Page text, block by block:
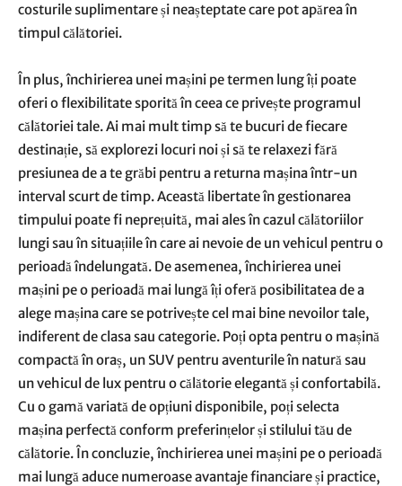
costurile suplimentare și neașteptate care pot apărea în
timpul călătoriei.
În plus, închirierea unei mașini pe termen lung îți poate
oferi o flexibilitate sporită în ceea ce privește programul
călătoriei tale. Ai mai mult timp să te bucuri de fiecare
destinație, să explorezi locuri noi și să te relaxezi fără
presiunea de a te grăbi pentru a returna mașina într-un
interval scurt de timp. Această libertate în gestionarea
timpului poate fi neprețuită, mai ales în cazul călătoriilor
lungi sau în situațiile în care ai nevoie de un vehicul pentru o
perioadă îndelungată. De asemenea, închirierea unei
mașini pe o perioadă mai lungă îți oferă posibilitatea de a
alege mașina care se potrivește cel mai bine nevoilor tale,
indiferent de clasa sau categorie. Poți opta pentru o mașină
compactă în oraș, un SUV pentru aventurile în natură sau
un vehicul de lux pentru o călătorie elegantă și confortabilă.
Cu o gamă variată de opțiuni disponibile, poți selecta
mașina perfectă conform preferințelor și stilului tău de
călătorie. În concluzie, închirierea unei mașini pe o perioadă
mai lungă aduce numeroase avantaje financiare și practice,